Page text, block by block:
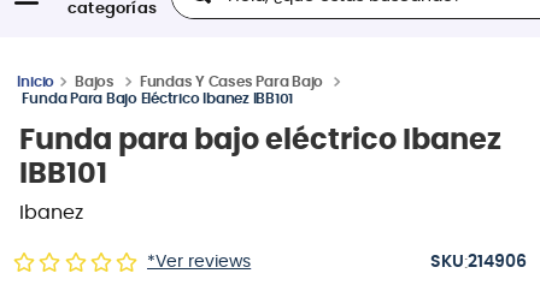
Bajos
Fundas Y Cases Para Bajo
Funda Para Bajo Eléctrico Ibanez IBB101
Funda para bajo eléctrico Ibanez
IBB101
Ibanez
*Ver reviews :214906